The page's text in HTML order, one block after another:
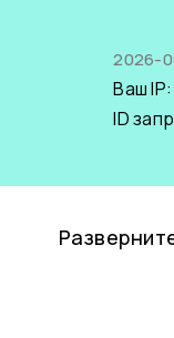
2026-
Ваш
ID